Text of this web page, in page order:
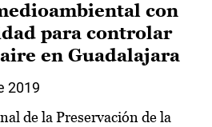
con
para controlar
en Guadalajara
2019
de la Preservación de la